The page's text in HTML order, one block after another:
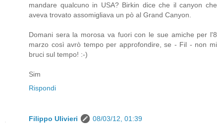
mandare qualcuno in USA? Birkin dice che il canyon che
aveva trovato assomigliava un pò al Grand Canyon.
Domani sera la morosa va fuori con le sue amiche per l'8
marzo così avrò tempo per approfondire, se - Fil - non mi
bruci sul tempo! :-)
Sim
Rispondi
Filippo Ulivieri
08/03/12, 01:39